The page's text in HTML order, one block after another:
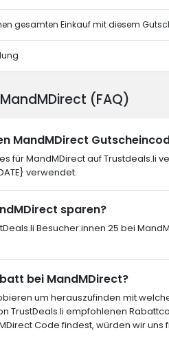
gesamten Einkauf mit diesem
(FAQ)
MandMDirect
für MandMDirect auf Trustdeals.li
verwendet.
sparen?
Besucher:innen 25 bei
bei MandMDirect?
um herauszufinden mit
TrustDeals.li empfohlenen
Code findest, würden wir uns